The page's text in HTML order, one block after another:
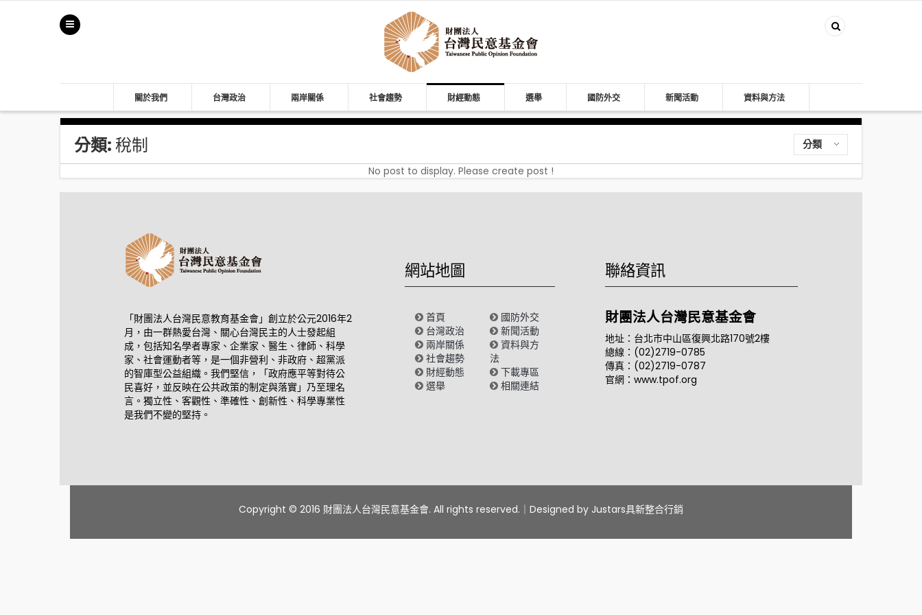
關於我們 台灣政治 兩岸關係 社會趨勢 財經動態 選舉 國防外交 新聞活動 資料與方法
分類:稅制
分類
No post to display. Please create post !
「財團法人台灣民意教育基金會」創立於公元2016年2
月，由一群熱愛台灣、關心台灣民主的人士發起組
成，包括知名學者專家、企業家、醫生、律師、科學
家、社會運動者等，是一個非營利、非政府、超黨派
的智庫型公益組織。我們堅信，「政府應平等對待公
民喜好，並反映在公共政策的制定與落實」乃至理名
言。獨立性、客觀性、準確性、創新性、科學專業性
是我們不變的堅持。
網站地圖
首頁
台灣政治
兩岸關係
社會趨勢
財經動態
選舉
國防外交
新聞活動
資料與方
法
下載專區
相關連結
聯絡資訊
財團法人台灣民意基金會
地址：台北市中山區復興北路170號2樓
總線：(02)2719-0785
傳真：(02)2719-0787
官網：www.tpof.org
Copyright © 2016 財團法人台灣民意基金會. All rights reserved.｜Designed by Justars具新整合行銷